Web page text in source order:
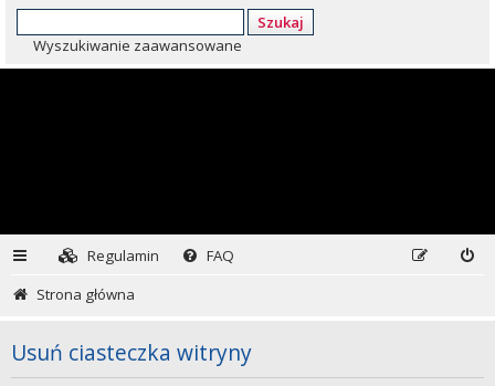
Szukaj
Wyszukiwanie zaawansowane
Regulamin
FAQ
Strona główna
Usuń ciasteczka witryny